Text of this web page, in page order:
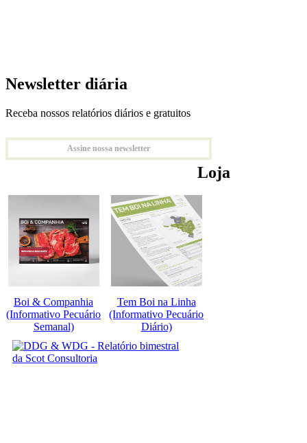
Newsletter diária
Receba nossos relatórios diários e gratuitos
Assine nossa newsletter
Loja
Boi & Companhia
(Informativo Pecuário
Semanal)
Tem Boi na Linha
(Informativo Pecuário
Diário)